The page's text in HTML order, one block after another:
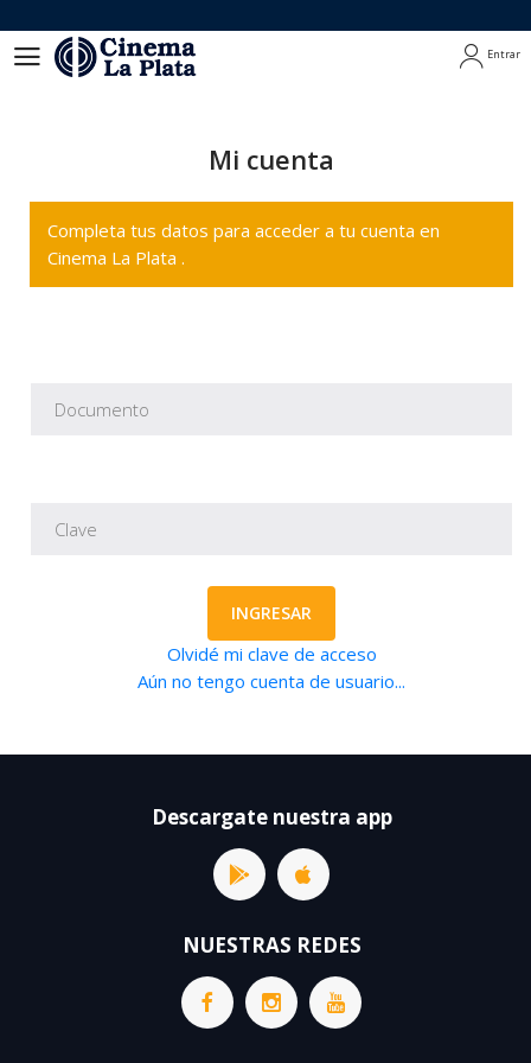
Entrar
Mi cuenta
Completa tus datos para acceder a tu cuenta en
Cinema La Plata .
INGRESAR
Olvidé mi clave de acceso
Aún no tengo cuenta de usuario...
Descargate nuestra app
NUESTRAS REDES